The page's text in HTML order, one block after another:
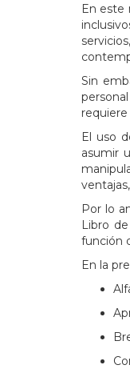
En este
Sin
El uso
asumir
Por lo
Libro
función
En la